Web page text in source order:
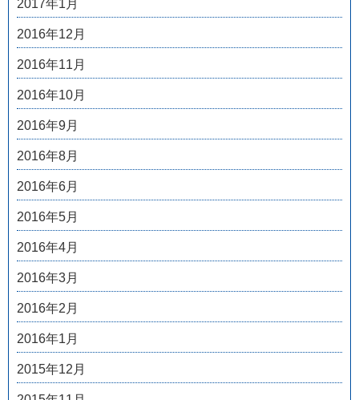
2017年1月
2016年12月
2016年11月
2016年10月
2016年9月
2016年8月
2016年6月
2016年5月
2016年4月
2016年3月
2016年2月
2016年1月
2015年12月